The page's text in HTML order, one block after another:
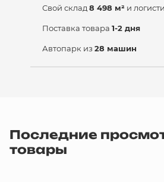
Свой склад 8 498 м² и
Поставка товара 1-2 дня
Автопарк из 28 машин
Последние
товары